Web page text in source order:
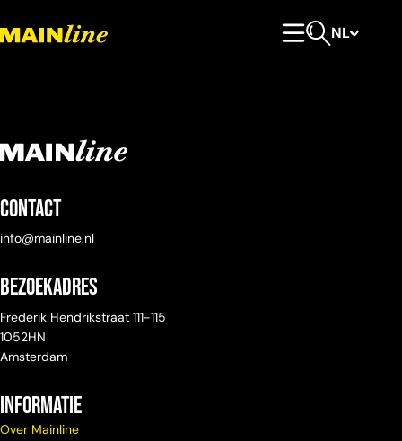
NL
Contact
info@mainline.nl
Bezoekadres
Frederik Hendrikstraat 111-115
1052HN
Amsterdam
Informatie
Over Mainline